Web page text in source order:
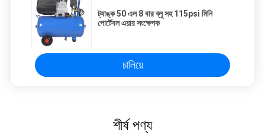
ট্যাঙ্ক 50 এল 8 বার ব্লু সহ 115psi মিনি
পোর্টেবল এয়ার সংক্ষেপক
চালিয়ে
শীর্ষ পণ্য